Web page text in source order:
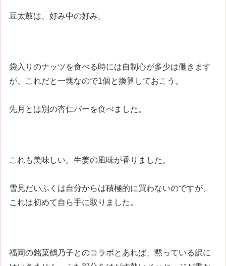
豆太鼓は、好み中の好み。
袋入りのナッツを食べる時には自制心が多少は働きます
が、これだと一塊なので1個と換算しておこう。
先月とは別の杏仁バーを食べました。
これも美味しい。生姜の風味が香りました。
雪見だいふくは自分からは積極的に買わないのですが、
これは初めて自ら手に取りました。
福岡の銘菓鶴乃子とのコラボとあれば、黙っている訳に